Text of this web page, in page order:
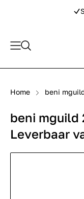
Home beni
beni mguild
Leverbaar